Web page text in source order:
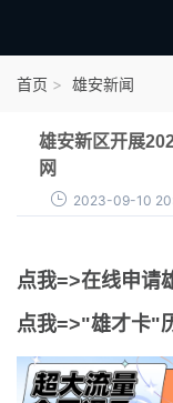
首页 雄安新闻
雄安新区开展
网
2023-09-10
点我=>在线申请
点我=>"雄才卡"